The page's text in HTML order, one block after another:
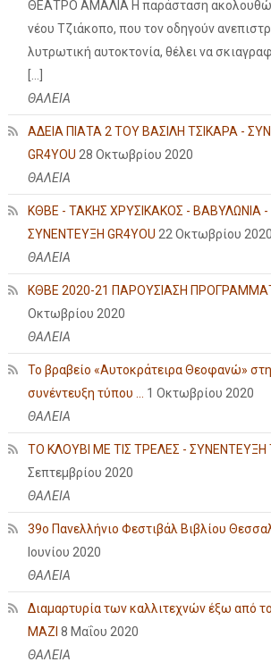
ΘΕΑΤΡΟ ΑΜΑΛΙΑ Η παράσταση
νέου Τζιάκοπο, που τον οδηγούν
λυτρωτική αυτοκτονία, θέλει να
ΘΑΛΕΙΑ
ΑΔΕΙΑ ΠΙΑΤΑ 2 ΤΟΥ ΒΑΣΙΛΗ ΤΣΙΚΑΡΑ -
GR4YOU 28 Οκτωβρίου 2020
ΘΑΛΕΙΑ
ΚΘΒΕ - ΤΑΚΗΣ ΧΡΥΣΙΚΑΚΟΣ - ΒΑΒΥΛΩΝΙΑ
ΣΥΝΕΝΤΕΥΞΗ GR4YOU 22 Οκτωβρίου 2020
ΘΑΛΕΙΑ
ΚΘΒΕ 2020-21 ΠΑΡΟΥΣΙΑΣΗ
Οκτωβρίου 2020
ΘΑΛΕΙΑ
Το βραβείο «Αυτοκράτειρα Θεοφανώ»
συνέντευξη τύπου ...
1 Οκτωβρίου 2020
ΘΑΛΕΙΑ
ΤΟ ΚΛΟΥΒΙ ΜΕ ΤΙΣ ΤΡΕΛΕΣ - ΣΥΝΕΝΤΕΥΞΗ
Σεπτεμβρίου 2020
ΘΑΛΕΙΑ
39ο Πανελλήνιο Φεστιβάλ Βιβλίου
Ιουνίου 2020
ΘΑΛΕΙΑ
Διαμαρτυρία των καλλιτεχνών έξω από
ΜΑΖΙ 8 Μαΐου 2020
ΘΑΛΕΙΑ